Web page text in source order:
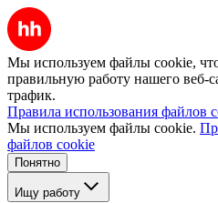
Мы используем файлы cookie,
правильную работу нашего веб-
трафик.
Правила использования файлов
Мы используем файлы cookie.
файлов cookie
Понятно
Ищу работу